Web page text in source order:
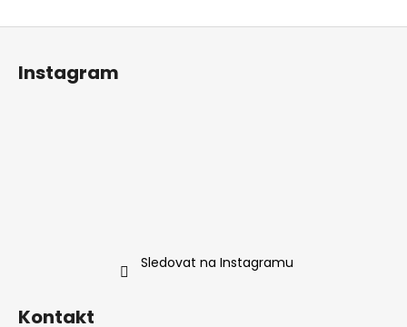
Z
Instagram
Sledovat na Instagramu
Kontakt